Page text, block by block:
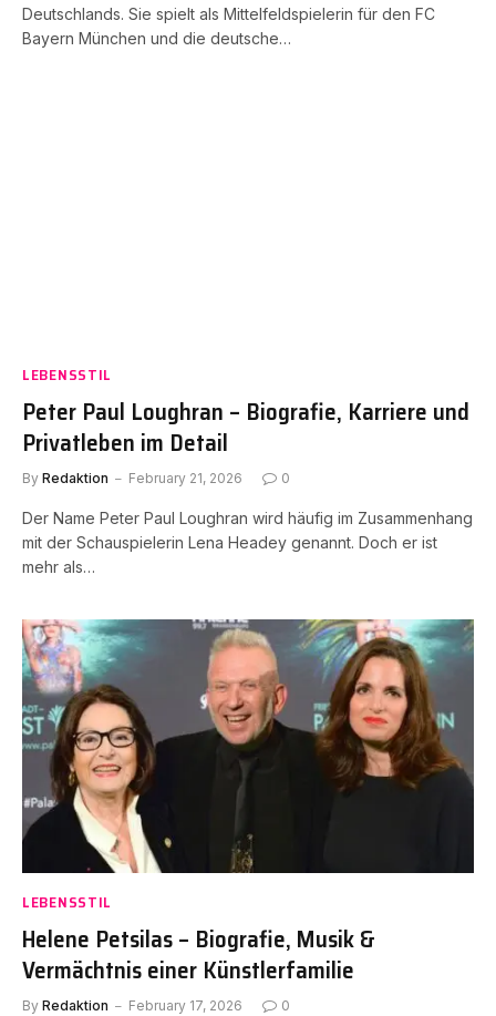
Deutschlands. Sie spielt als Mittelfeldspielerin für den FC
Bayern München und die deutsche…
LEBENSSTIL
Peter Paul Loughran – Biografie, Karriere und
Privatleben im Detail
By Redaktion February 21, 2026 0
Der Name Peter Paul Loughran wird häufig im Zusammenhang
mit der Schauspielerin Lena Headey genannt. Doch er ist
mehr als…
LEBENSSTIL
Helene Petsilas – Biografie, Musik &
Vermächtnis einer Künstlerfamilie
By Redaktion February 17, 2026 0